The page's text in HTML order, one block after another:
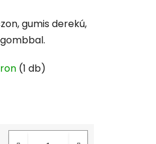
gumis derekú,
(1 db)